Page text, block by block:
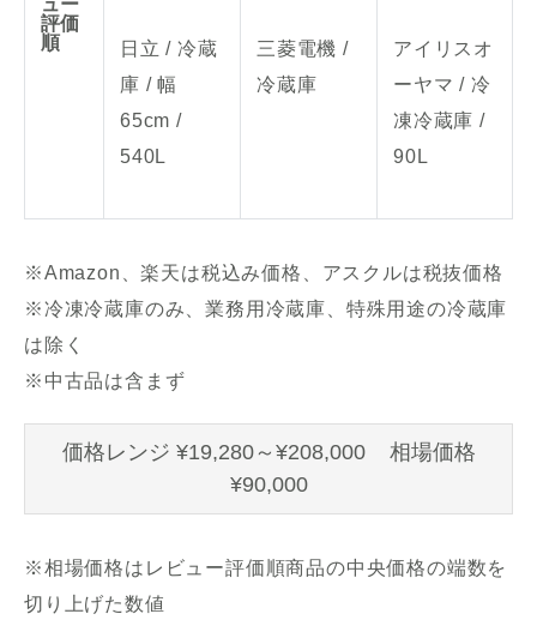
ュー
評価
順
日立 / 冷蔵
庫 / 幅
65cm /
540L
三菱電機 /
冷蔵庫
アイリスオ
ーヤマ / 冷
凍冷蔵庫 /
90L
※Amazon、楽天は税込み価格、アスクルは税抜価格
※冷凍冷蔵庫のみ、業務用冷蔵庫、特殊用途の冷蔵庫
は除く
※中古品は含まず
価格レンジ ¥19,280～¥208,000 相場価格
¥90,000
※相場価格はレビュー評価順商品の中央価格の端数を
切り上げた数値